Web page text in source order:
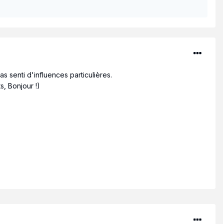
senti d'influences particulières.
Bonjour !)